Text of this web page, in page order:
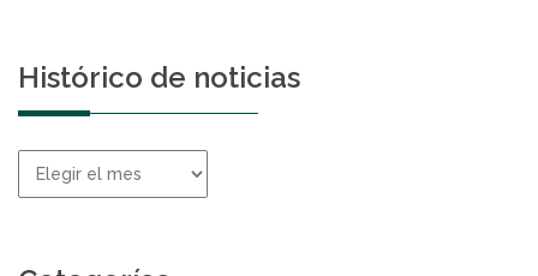
Histórico de noticias
Histórico